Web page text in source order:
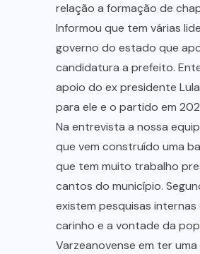
relação a formação de
Informou que tem várias
governo do estado que
candidatura a prefeito.
apoio do ex presidente
para ele e o partido em
Na entrevista a nossa
que vem construído uma
que tem muito trabalho
cantos do município.
existem pesquisas
carinho e a vontade da
Varzeanovense em ter